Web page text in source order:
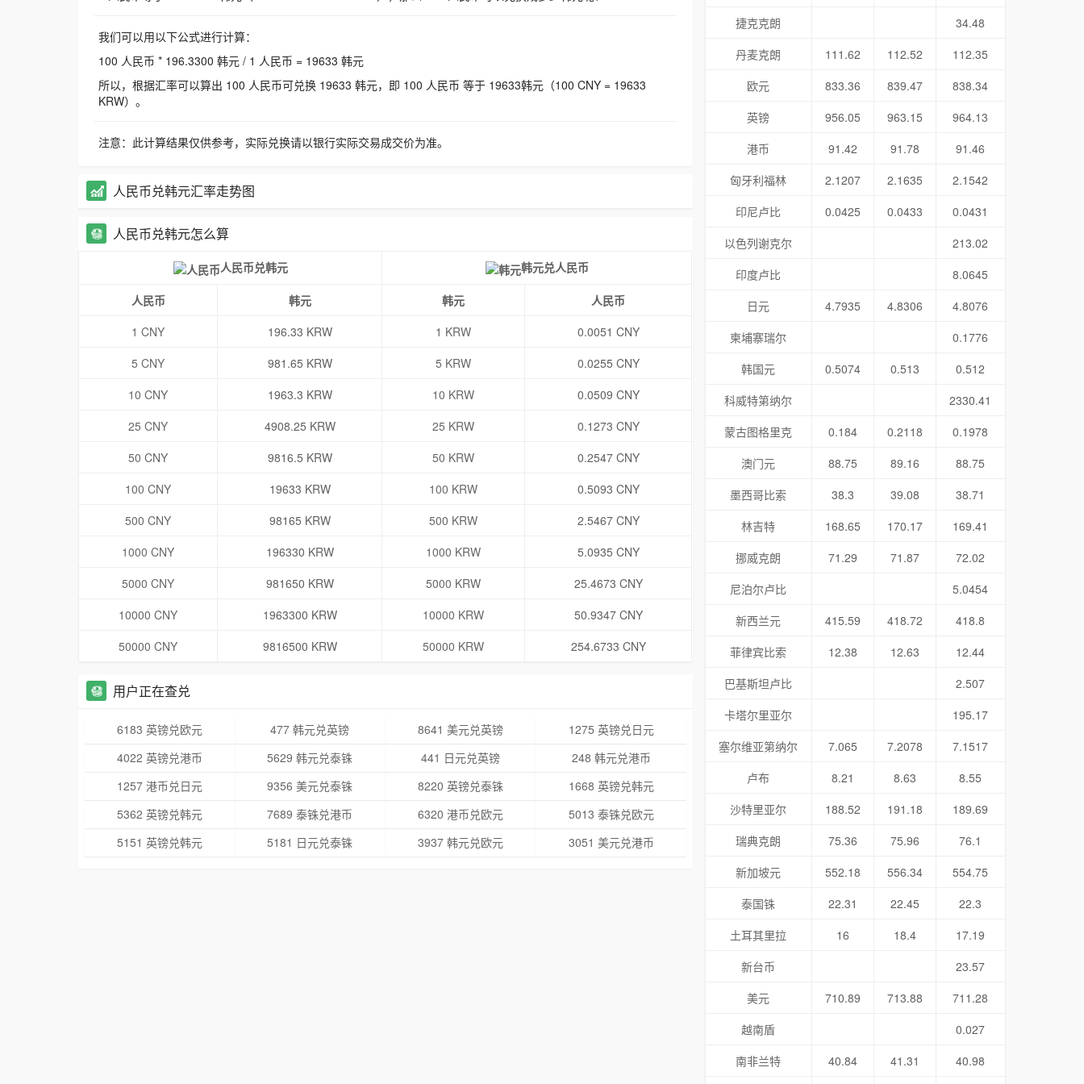
我们可以用以下公式进行计算：
100 人民币 * 196.3300 韩元 / 1 人民币 = 19633 韩元
所以，根据汇率可以算出 100 人民币可兑换 19633 韩元，即 100 人民币 等于 19633韩元（100 CNY = 19633
KRW）。
注意：此计算结果仅供参考，实际兑换请以银行实际交易成交价为准。
人民币兑韩元汇率走势图
人民币兑韩元怎么算
人民币兑韩元 韩元兑人民币
人民币 韩元 韩元
人民币
1 CNY
196.33 KRW 1 KRW
0.0051 CNY
5 CNY
981.65 KRW 5 KRW
0.0255 CNY
10 CNY
1963.3 KRW 10 KRW
0.0509 CNY
25 CNY
4908.25 KRW 25 KRW
0.1273 CNY
50 CNY
9816.5 KRW 50 KRW
0.2547 CNY
100 CNY
19633 KRW 100 KRW
0.5093 CNY
500 CNY
98165 KRW 500 KRW
2.5467 CNY
1000 CNY
196330 KRW 1000 KRW
5.0935 CNY
5000 CNY
981650 KRW 5000 KRW
25.4673 CNY
10000 CNY
1963300 KRW 10000 KRW
50.9347 CNY
50000 CNY
9816500 KRW 50000 KRW 254.6733 CNY
用户正在查兑
6183 英镑兑欧元 477 韩元兑英镑 8641 美元兑英镑
1275 英镑兑日元
4022 英镑兑港币
5629 韩元兑泰铢 441 日元兑英镑
248 韩元兑港币
1257 港币兑日元
9356 美元兑泰铢 8220 英镑兑泰铢
1668 英镑兑韩元
5362 英镑兑韩元
7689 泰铢兑港币 6320 港币兑欧元
5013 泰铢兑欧元
5151 英镑兑韩元
5181 日元兑泰铢 3937 韩元兑欧元 3051 美元兑港币
捷克克朗
34.48
丹麦克朗
111.62 112.52
112.35
欧元
833.36 839.47
838.34
英镑
956.05 963.15
964.13
港币
91.42 91.78
91.46
匈牙利福林
2.1207 2.1635
2.1542
印尼卢比
0.0425 0.0433
0.0431
以色列谢克尔
213.02
印度卢比
8.0645
日元
4.7935 4.8306
4.8076
柬埔寨瑞尔
0.1776
韩国元
0.5074 0.513
0.512
科威特第纳尔
2330.41
蒙古图格里克
0.184 0.2118
0.1978
澳门元
88.75 89.16
88.75
墨西哥比索
38.3 39.08
38.71
林吉特
168.65 170.17
169.41
挪威克朗
71.29 71.87
72.02
尼泊尔卢比
5.0454
新西兰元
415.59 418.72
418.8
菲律宾比索
12.38 12.63
12.44
巴基斯坦卢比
2.507
卡塔尔里亚尔
195.17
塞尔维亚第纳尔
7.065 7.2078
7.1517
卢布
8.21 8.63
8.55
沙特里亚尔
188.52 191.18
189.69
瑞典克朗
75.36 75.96
76.1
新加坡元
552.18 556.34
554.75
泰国铢
22.31 22.45
22.3
土耳其里拉
16 18.4
17.19
新台币
23.57
美元
710.89 713.88
711.28
越南盾
0.027
南非兰特
40.84 41.31 40.98